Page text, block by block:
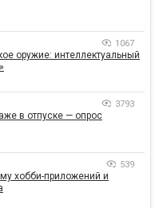
1067
оружие: интеллектуальный
3793
в отпуске — опрос
539
хобби-приложений и